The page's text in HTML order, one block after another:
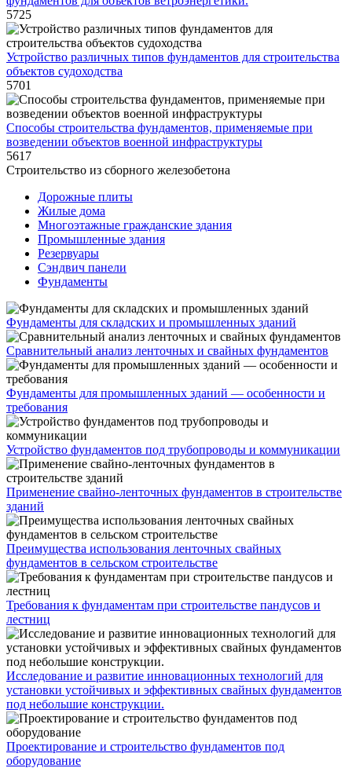
5725
Устройство различных типов фундаментов для строительства
объектов судоходства
5701
Способы строительства фундаментов, применяемые при
возведении объектов военной инфраструктуры
5617
Строительство из сборного железобетона
Дорожные плиты
Жилые дома
Многоэтажные гражданские здания
Промышленные здания
Резервуары
Сэндвич панели
Фундаменты
Фундаменты для складских и промышленных зданий
Сравнительный анализ ленточных и свайных фундаментов
Фундаменты для промышленных зданий — особенности и
требования
Устройство фундаментов под трубопроводы и коммуникации
Применение свайно-ленточных фундаментов в строительстве
зданий
Преимущества использования ленточных свайных
фундаментов в сельском строительстве
Требования к фундаментам при строительстве пандусов и
лестниц
Исследование и развитие инновационных технологий для
установки устойчивых и эффективных свайных фундаментов
под небольшие конструкции.
Проектирование и строительство фундаментов под
оборудование